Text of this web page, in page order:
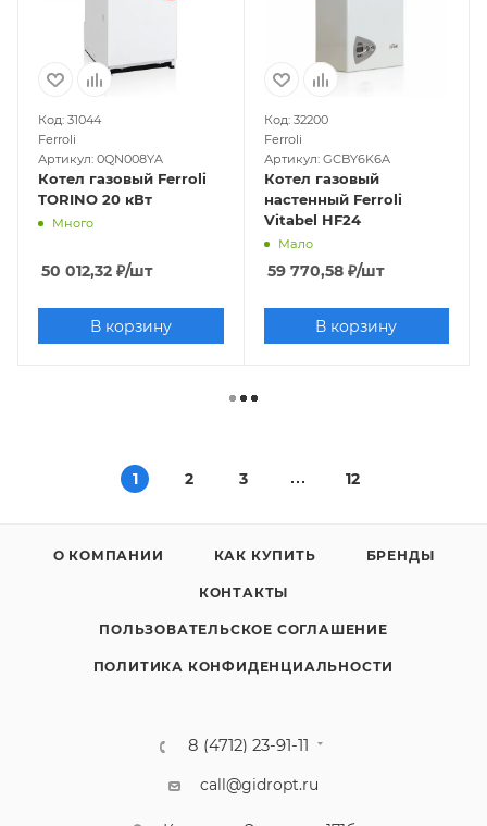
Код: 31044
Ferroli
Артикул: 0QN008YA
Котел газовый Ferroli
TORINO 20 кВт
Много
50 012,32 ₽/шт
В корзину
Код: 32200
Ferroli
Артикул: GCBY6K6A
Котел газовый
настенный Ferroli
Vitabel HF24
Мало
59 770,58₽/шт
В корзину
1 2 3 12
О КОМПАНИИ КАК КУПИТЬ БРЕНДЫ
КОНТАКТЫ
ПОЛЬЗОВАТЕЛЬСКОЕ СОГЛАШЕНИЕ
ПОЛИТИКА КОНФИДЕНЦИАЛЬНОСТИ
8 (4712) 23-91-11
call@gidropt.ru